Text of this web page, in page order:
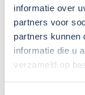
informatie over
partners voor
partners kunnen
informatie die u
verzameld op
09